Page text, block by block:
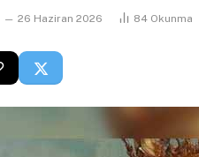
26 Haziran 2026 84 Okunma